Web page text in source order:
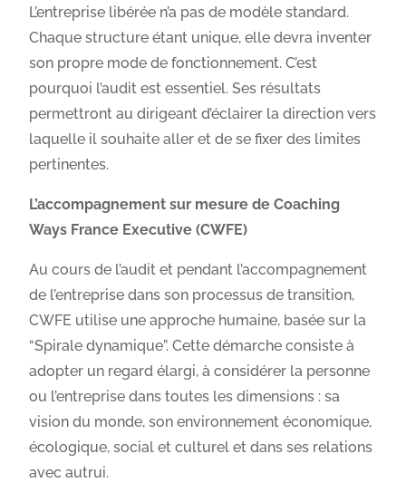
L’entreprise libérée n’a pas de modèle standard.
Chaque structure étant unique, elle devra inventer
son propre mode de fonctionnement. C’est
pourquoi l’audit est essentiel. Ses résultats
permettront au dirigeant d’éclairer la direction vers
laquelle il souhaite aller et de se fixer des limites
pertinentes.
L’accompagnement sur mesure de Coaching
Ways France Executive (CWFE)
Au cours de l’audit et pendant l’accompagnement
de l’entreprise dans son processus de transition,
CWFE utilise une approche humaine, basée sur la
“Spirale dynamique”. Cette démarche consiste à
adopter un regard élargi, à considérer la personne
ou l’entreprise dans toutes les dimensions : sa
vision du monde, son environnement économique,
écologique, social et culturel et dans ses relations
avec autrui.